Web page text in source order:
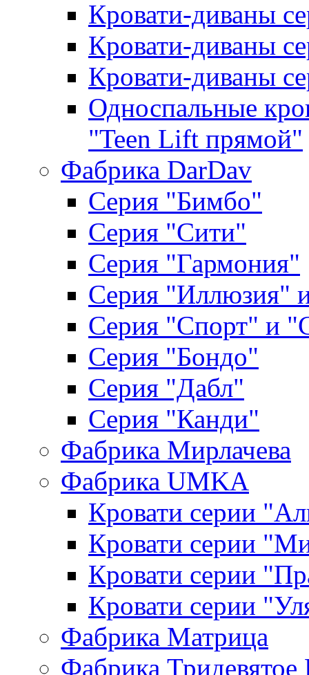
Кровати-диваны
Кровати-диваны
Кровати-диваны
Односпальные
"Teen Lift прямой"
Фабрика DarDav
Серия "Бимбо"
Серия "Сити"
Серия "Гармония"
Серия "Иллюзия"
Серия "Спорт" и
Серия "Бондо"
Серия "Дабл"
Серия "Канди"
Фабрика Мирлачева
Фабрика UMKA
Кровати серии
Кровати серии
Кровати серии
Кровати серии
Фабрика Матрица
Фабрика Тридевятое